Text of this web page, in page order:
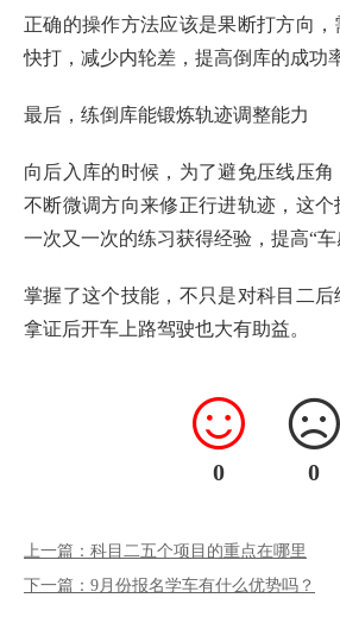
正确的操作方法应该是果断打方向
快打，减少内轮差，提高倒库的成功
最后，练倒库能锻炼轨迹调整能力
向后入库的时候，为了避免压线压
不断微调方向来修正行进轨迹，这
一次又一次的练习获得经验，提高“车
掌握了这个技能，不只是对科目二
拿证后开车上路驾驶也大有助益。
0 0
上一篇：科目二五个项目的重点在哪里
下一篇：9月份报名学车有什么优势吗？